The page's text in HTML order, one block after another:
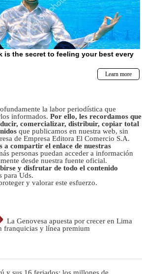
la labor periodística que
informados. Por ello, les recordamos que
comercializar, distribuir, copiar total
que publicamos en nuestra web, sin
de Empresa Editora El Comercio S.A.
a compartir el enlace de nuestras
personas puedan acceder a información
desde nuestra fuente oficial.
y disfrutar de todo el contenido
para Uds.
y valorar este esfuerzo.
La Genovesa apuesta por crecer en Lima
franquicias y línea premium